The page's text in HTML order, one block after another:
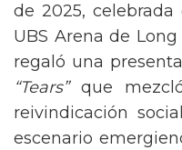
de 2025,
UBS Arena de
regaló una
“Tears”que
reivindicación
escenario